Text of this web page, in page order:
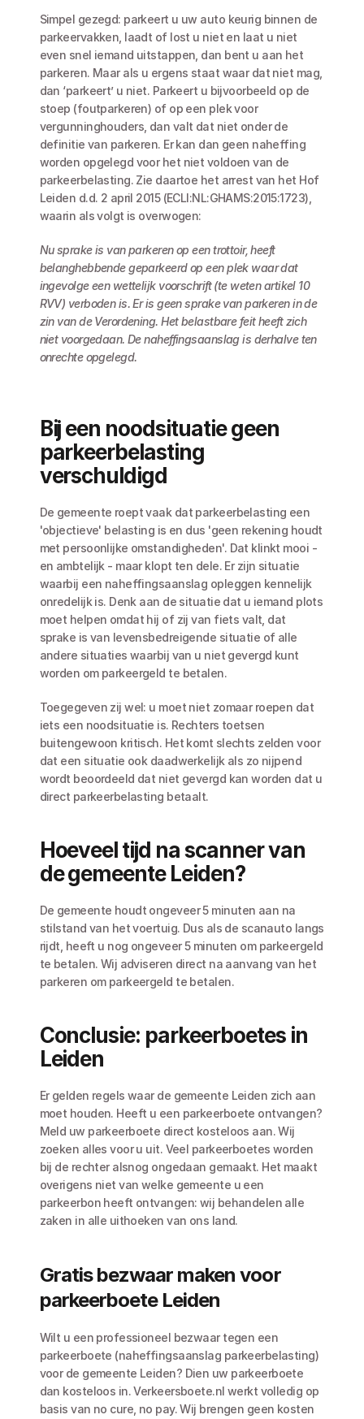
Simpel gezegd: parkeert u uw auto keurig binnen de
parkeervakken, laadt of lost u niet en laat u niet
even snel iemand uitstappen, dan bent u aan het
parkeren. Maar als u ergens staat waar dat niet mag,
dan ‘parkeert’ u niet. Parkeert u bijvoorbeeld op de
stoep (foutparkeren) of op een plek voor
vergunninghouders, dan valt dat niet onder de
definitie van parkeren. Er kan dan geen naheffing
worden opgelegd voor het niet voldoen van de
parkeerbelasting. Zie daartoe het arrest van het Hof
Leiden d.d. 2 april 2015 (ECLI:NL:GHAMS:2015:1723),
waarin als volgt is overwogen:
Nu sprake is van parkeren op een trottoir, heeft
belanghebbende geparkeerd op een plek waar dat
ingevolge een wettelijk voorschrift (te weten artikel 10
RVV) verboden is. Er is geen sprake van parkeren in de
zin van de Verordening. Het belastbare feit heeft zich
niet voorgedaan. De naheffingsaanslag is derhalve ten
onrechte opgelegd.
Bij een noodsituatie geen
parkeerbelasting
verschuldigd
De gemeente roept vaak dat parkeerbelasting een
'objectieve' belasting is en dus 'geen rekening houdt
met persoonlijke omstandigheden'. Dat klinkt mooi -
en ambtelijk - maar klopt ten dele. Er zijn situatie
waarbij een naheffingsaanslag opleggen kennelijk
onredelijk is. Denk aan de situatie dat u iemand plots
moet helpen omdat hij of zij van fiets valt, dat
sprake is van levensbedreigende situatie of alle
andere situaties waarbij van u niet gevergd kunt
worden om parkeergeld te betalen.
Toegegeven zij wel: u moet niet zomaar roepen dat
iets een noodsituatie is. Rechters toetsen
buitengewoon kritisch. Het komt slechts zelden voor
dat een situatie ook daadwerkelijk als zo nijpend
wordt beoordeeld dat niet gevergd kan worden dat u
direct parkeerbelasting betaalt.
Hoeveel tijd na scanner van
de gemeente Leiden?
De gemeente houdt ongeveer 5 minuten aan na
stilstand van het voertuig. Dus als de scanauto langs
rijdt, heeft u nog ongeveer 5 minuten om parkeergeld
te betalen. Wij adviseren direct na aanvang van het
parkeren om parkeergeld te betalen.
Conclusie: parkeerboetes in
Leiden
Er gelden regels waar de gemeente Leiden zich aan
moet houden. Heeft u een parkeerboete ontvangen?
Meld uw parkeerboete direct kosteloos aan. Wij
zoeken alles voor u uit. Veel parkeerboetes worden
bij de rechter alsnog ongedaan gemaakt. Het maakt
overigens niet van welke gemeente u een
parkeerbon heeft ontvangen: wij behandelen alle
zaken in alle uithoeken van ons land.
Gratis bezwaar maken voor
parkeerboete Leiden
Wilt u een professioneel bezwaar tegen een
parkeerboete (naheffingsaanslag parkeerbelasting)
voor de gemeente Leiden? Dien uw parkeerboete
dan kosteloos in. Verkeersboete.nl werkt volledig op
basis van no cure, no pay. Wij brengen geen kosten